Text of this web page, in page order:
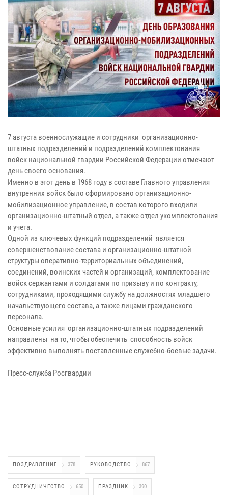
7 августа военнослужащие и сотрудники организационно-
штатных подразделений и подразделений комплектования
войск национальной гвардии Российской Федерации отмечают
день своего основания.
Именно в этот день в 1968 году в составе Главного управления
внутренних войск было сформировано организационно-
мобилизационное управление, в состав которого входили
организационно-штатный отдел, а также отдел укомплектования
и учета.
Одной из ключевых функций подразделений является
совершенствование состава и организационно-штатной
структуры оперативно-территориальных объединений,
соединений, воинских частей и организаций, комплектование
войск сержантами и солдатами по призыву и по контракту,
сотрудниками, проходящими службу на должностях младшего
начальствующего состава, а также лицами гражданского
персонала.
Основные усилия организационно-штатных подразделений
направлены на то, чтобы обеспечить способность войск
эффективно выполнять поставленные служебно-боевые задачи.
Пресс-служба Росгвардии
ПОЗДРАВЛЕНИЕ 378 РУКОВОДСТВО 867
СОТРУДНИЧЕСТВО 650 ПРАЗДНИК 390